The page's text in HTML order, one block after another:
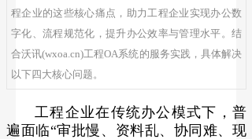
程企业的这些核心痛点，助力工程企业实现办公数
字化、流程规范化，提升办公效率与管理水平。结
合沃讯(wxoa.cn)工程OA系统的服务实践，具体解决
以下四大核心问题。
工程企业在传统办公模式下，普
遍面临“审批慢、资料乱、协同难、现